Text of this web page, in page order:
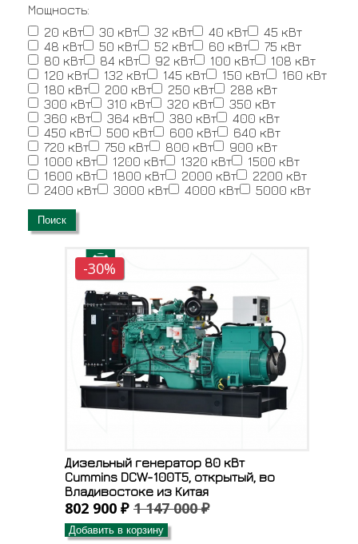
Мощность:
20 кВт
30 кВт 32 кВт 40 кВт
45 кВт
48 кВт
50 кВт 52 кВт 60 кВт
75 кВт
80 кВт
84 кВт 92 кВт 100 кВт
108 кВт
120 кВт
132 кВт 145 кВт 150 кВт
160 кВт
180 кВт
200 кВт 250 кВт
288 кВт
300 кВт
310 кВт 320 кВт
350 кВт
360 кВт
364 кВт 380 кВт
400 кВт
450 кВт
500 кВт 600 кВт
640 кВт
720 кВт
750 кВт 800 кВт
900 кВт
1000 кВт
1200 кВт 1320 кВт
1500 кВт
1600 кВт
1800 кВт 2000 кВт
2200 кВт
2400 кВт
3000 кВт 4000 кВт 5000 кВт
Поиск
-30%
Дизельный генератор 80 кВт
Cummins DCW-100T5, открытый, во
Владивостоке из Китая
802 900 ₽ 1 147 000 ₽
Добавить в корзину